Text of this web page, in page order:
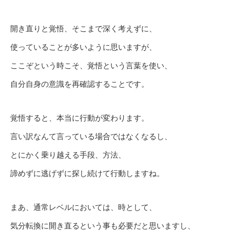
開き直りと覚悟、そこまで深く考えずに、
使っていることが多いように思いますが、
ここぞという時こそ、覚悟という言葉を使い、
自分自身の意識を再確認することです。
覚悟すると、本当に行動が変わります。
言い訳なんて言っている場合ではなくなるし、
とにかく乗り越える手段、方法、
諦めずに逃げずに探し続けて行動しますね。
まあ、通常レベルにおいては、時として、
気分転換に開き直るという事も必要だと思いますし、